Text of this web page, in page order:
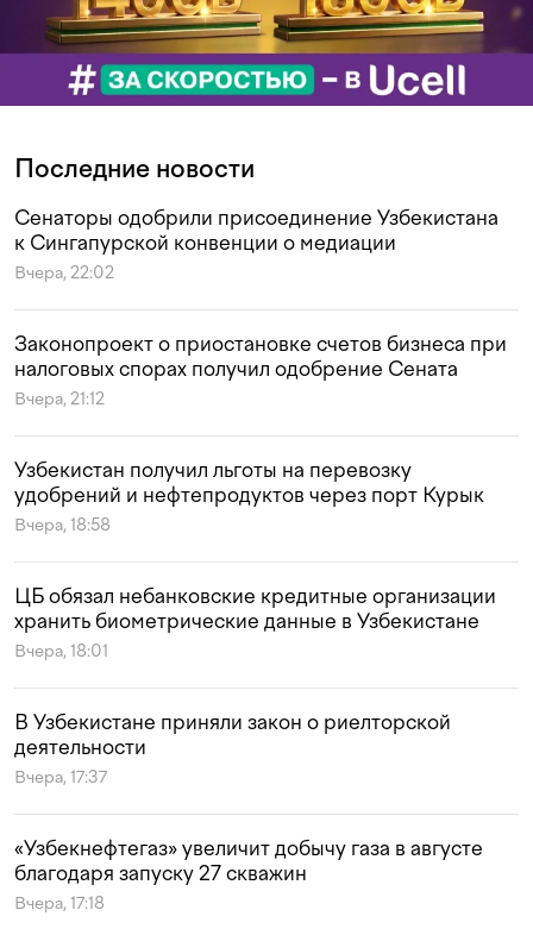
Последние новости
Сенаторы одобрили присоединение Узбекистана
к Сингапурской конвенции о медиации
Вчера, 22:02
Законопроект о приостановке счетов бизнеса при
налоговых спорах получил одобрение Сената
Вчера, 21:12
Узбекистан получил льготы на перевозку
удобрений и нефтепродуктов через порт Курык
Вчера, 18:58
ЦБ обязал небанковские кредитные организации
хранить биометрические данные в Узбекистане
Вчера, 18:01
В Узбекистане приняли закон о риелторской
деятельности
Вчера, 17:37
«Узбекнефтегаз» увеличит добычу газа в августе
благодаря запуску 27 скважин
Вчера, 17:18